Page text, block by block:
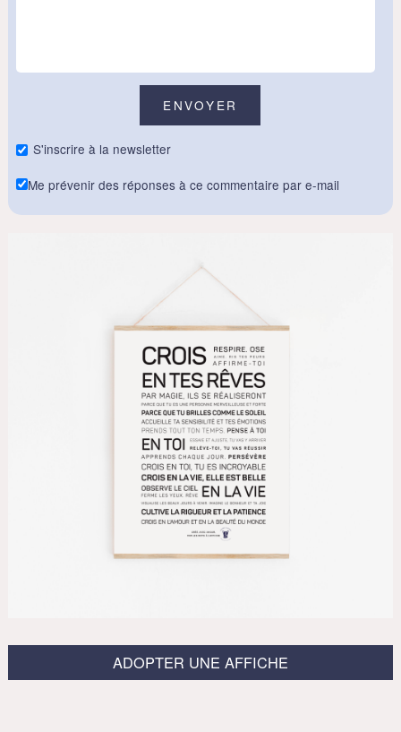
S'inscrire à la newsletter
Me prévenir des réponses à ce commentaire par e-mail
ADOPTER UNE AFFICHE